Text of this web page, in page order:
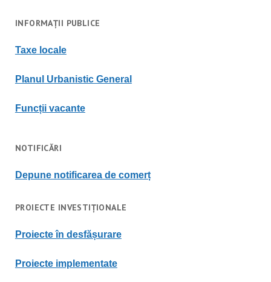
INFORMAȚII PUBLICE
Taxe locale
Planul Urbanistic General
Funcții vacante
NOTIFICĂRI
Depune notificarea de comerț
PROIECTE INVESTIȚIONALE
Proiecte în desfășurare
Proiecte implementate